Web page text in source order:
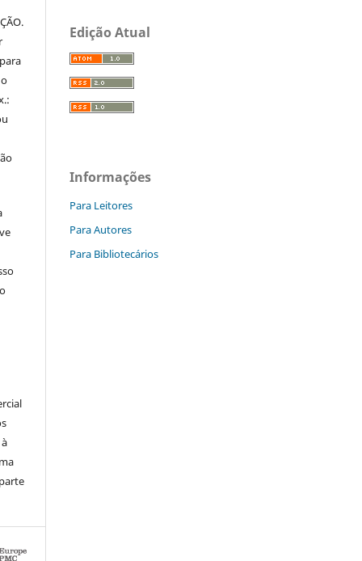
Edição Atual
Informações
Para Leitores
Para Autores
Para Bibliotecários